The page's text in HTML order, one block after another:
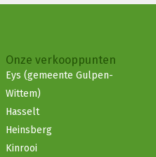
Onze verkooppunten
Eys (gemeente Gulpen-
Wittem)
Hasselt
Heinsberg
Kinrooi